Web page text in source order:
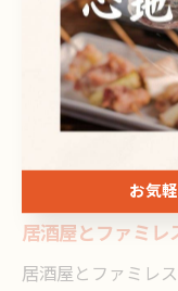
ください。
大塚駅周
コツ
居酒屋とファミ
居酒屋とファミレ
お気
お気